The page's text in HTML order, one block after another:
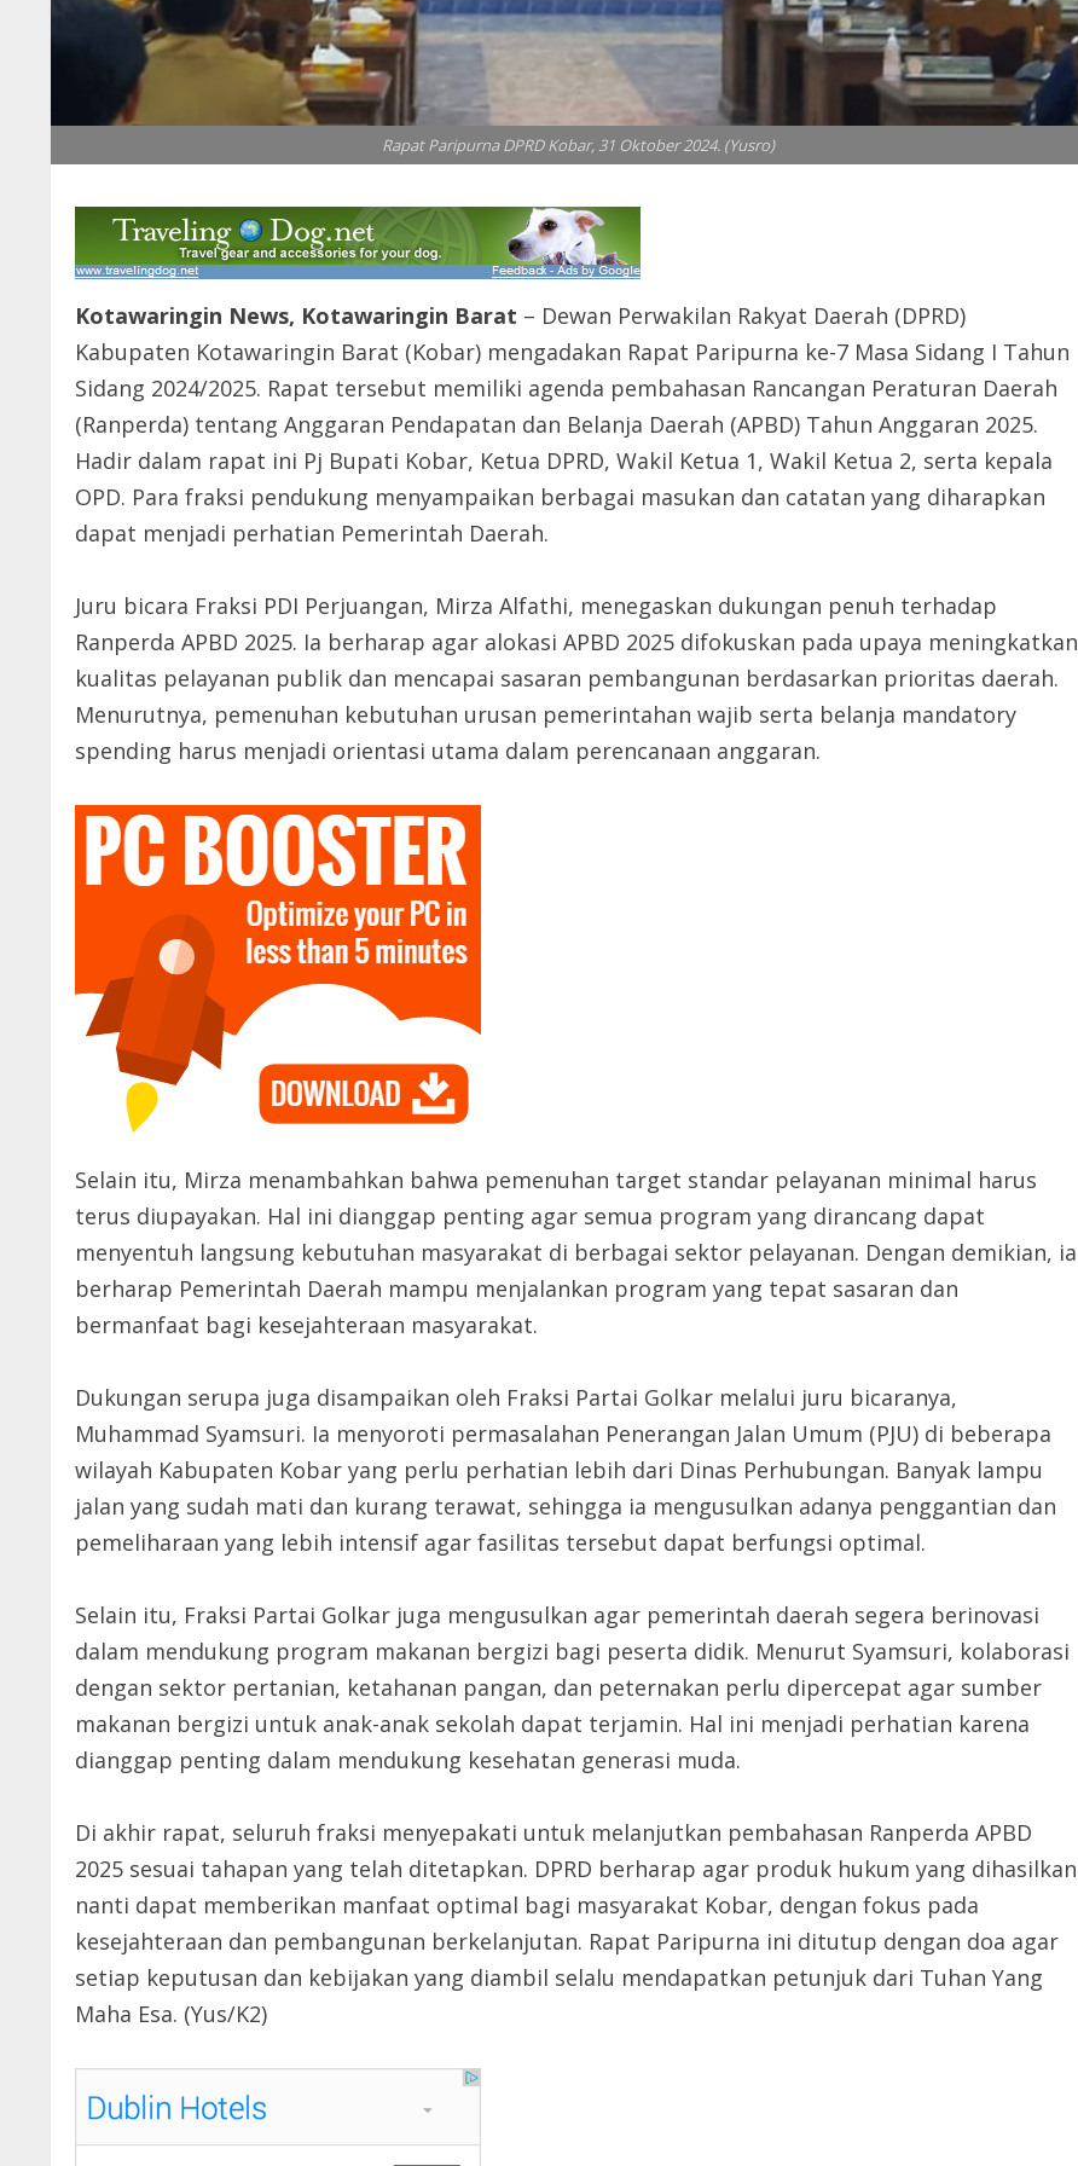
Rapat Paripurna DPRD Kobar, 31 Oktober 2024. (Yusro)
Kotawaringin News, Kotawaringin Barat – Dewan Perwakilan Rakyat Daerah (DPRD)
Kabupaten Kotawaringin Barat (Kobar) mengadakan Rapat Paripurna ke-7 Masa Sidang I Tahun
Sidang 2024/2025. Rapat tersebut memiliki agenda pembahasan Rancangan Peraturan Daerah
(Ranperda) tentang Anggaran Pendapatan dan Belanja Daerah (APBD) Tahun Anggaran 2025.
Hadir dalam rapat ini Pj Bupati Kobar, Ketua DPRD, Wakil Ketua 1, Wakil Ketua 2, serta kepala
OPD. Para fraksi pendukung menyampaikan berbagai masukan dan catatan yang diharapkan
dapat menjadi perhatian Pemerintah Daerah.
Juru bicara Fraksi PDI Perjuangan, Mirza Alfathi, menegaskan dukungan penuh terhadap
Ranperda APBD 2025. Ia berharap agar alokasi APBD 2025 difokuskan pada upaya meningkatkan
kualitas pelayanan publik dan mencapai sasaran pembangunan berdasarkan prioritas daerah.
Menurutnya, pemenuhan kebutuhan urusan pemerintahan wajib serta belanja mandatory
spending harus menjadi orientasi utama dalam perencanaan anggaran.
Selain itu, Mirza menambahkan bahwa pemenuhan target standar pelayanan minimal harus
terus diupayakan. Hal ini dianggap penting agar semua program yang dirancang dapat
menyentuh langsung kebutuhan masyarakat di berbagai sektor pelayanan. Dengan demikian, ia
berharap Pemerintah Daerah mampu menjalankan program yang tepat sasaran dan
bermanfaat bagi kesejahteraan masyarakat.
Dukungan serupa juga disampaikan oleh Fraksi Partai Golkar melalui juru bicaranya,
Muhammad Syamsuri. Ia menyoroti permasalahan Penerangan Jalan Umum (PJU) di beberapa
wilayah Kabupaten Kobar yang perlu perhatian lebih dari Dinas Perhubungan. Banyak lampu
jalan yang sudah mati dan kurang terawat, sehingga ia mengusulkan adanya penggantian dan
pemeliharaan yang lebih intensif agar fasilitas tersebut dapat berfungsi optimal.
Selain itu, Fraksi Partai Golkar juga mengusulkan agar pemerintah daerah segera berinovasi
dalam mendukung program makanan bergizi bagi peserta didik. Menurut Syamsuri, kolaborasi
dengan sektor pertanian, ketahanan pangan, dan peternakan perlu dipercepat agar sumber
makanan bergizi untuk anak-anak sekolah dapat terjamin. Hal ini menjadi perhatian karena
dianggap penting dalam mendukung kesehatan generasi muda.
Di akhir rapat, seluruh fraksi menyepakati untuk melanjutkan pembahasan Ranperda APBD
2025 sesuai tahapan yang telah ditetapkan. DPRD berharap agar produk hukum yang dihasilkan
nanti dapat memberikan manfaat optimal bagi masyarakat Kobar, dengan fokus pada
kesejahteraan dan pembangunan berkelanjutan. Rapat Paripurna ini ditutup dengan doa agar
setiap keputusan dan kebijakan yang diambil selalu mendapatkan petunjuk dari Tuhan Yang
Maha Esa. (Yus/K2)